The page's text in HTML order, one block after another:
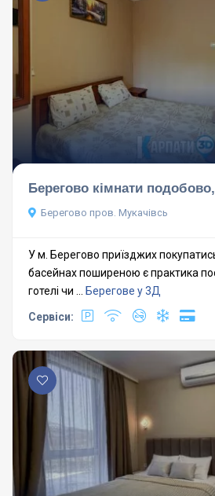
Берегово кімнати
Берегово пров. Мукачівсь
У м. Берегово приїзджих
басейнах поширеною є практика
готелі чи ...
Берегове у 3Д
Сервіси: